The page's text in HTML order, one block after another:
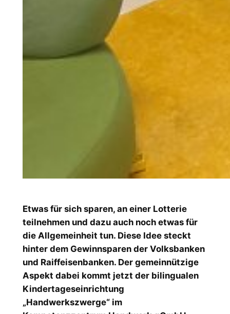
Etwas für sich sparen, an einer Lotterie
teilnehmen und dazu auch noch etwas für
die Allgemeinheit tun. Diese Idee steckt
hinter dem Gewinnsparen der Volksbanken
und Raiffeisenbanken. Der gemeinnützige
Aspekt dabei kommt jetzt der bilingualen
Kindertageseinrichtung
„Handwerkszwerge“ im